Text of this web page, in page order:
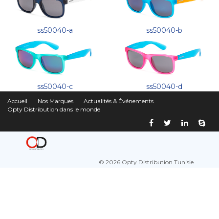
ss50040-a ss50040-b
ss50040-c ss50040-d
Accueil Nos Marques
Actualités & Événements
Opty Distribution dans le monde
© 2026 Opty Distribution Tunisie